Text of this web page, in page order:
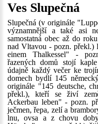
Ves Slupečná
Slupečná (v originále
významnější a také asi
samostatná obec až do
nad Vltavou - pozn.
einem Thalkessel" -
řazených domů stojí
údajně každý večer ke
domech bydlí 145
originále "145 deutsche,
překl.), kteří se živí
Ackerbau leben" - pozn.
ječmen, řepa, zelí a
lnu, ovsa a z chovu